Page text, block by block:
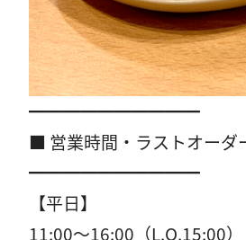
━━━━━━━━━━
■ 営業時間・ラストオーダ
━━━━━━━━━━
【平日】
11:00〜16:00（L.O.15:00）